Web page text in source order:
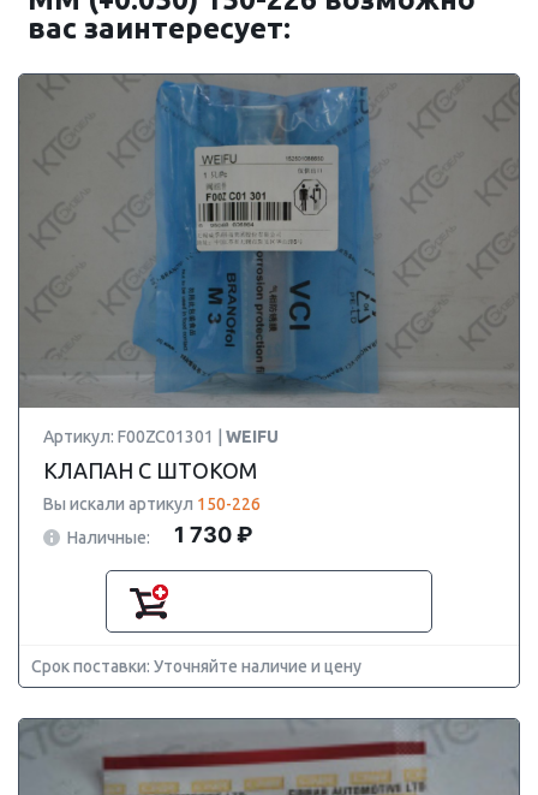
вас заинтересует:
Артикул: F00ZC01301 | WEIFU
КЛАПАН С ШТОКОМ
Вы искали артикул 150-226
Наличные:
1 730 ₽
Срок поставки: Уточняйте наличие и цену